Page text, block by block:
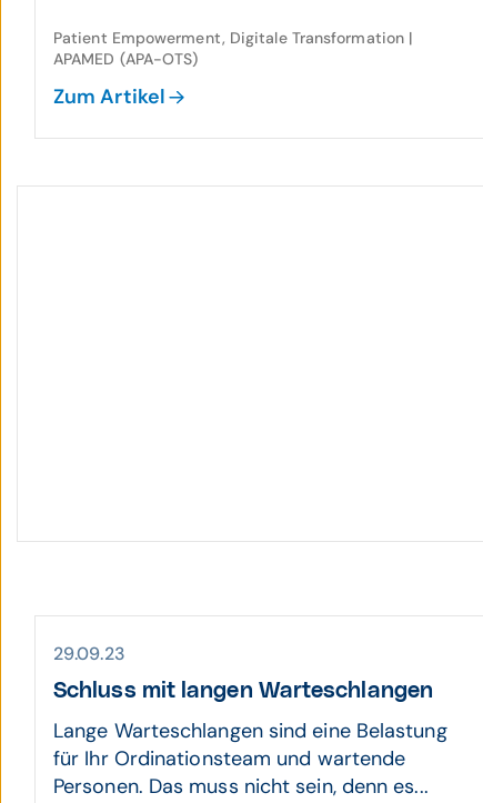
Patient Empowerment, Digitale Transformation |
APAMED (APA-OTS)
Zum Artikel
29.09.23
Schluss mit langen Warte­schlangen
Lange Warteschlangen sind eine Belastung
für Ihr Ordinationsteam und wartende
Personen. Das muss nicht sein, denn es...